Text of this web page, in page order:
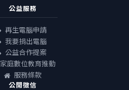
公益服務
再生電腦申請
我要捐出電腦
公益合作提案
家庭數位教育推動
服務條款
公開徵信